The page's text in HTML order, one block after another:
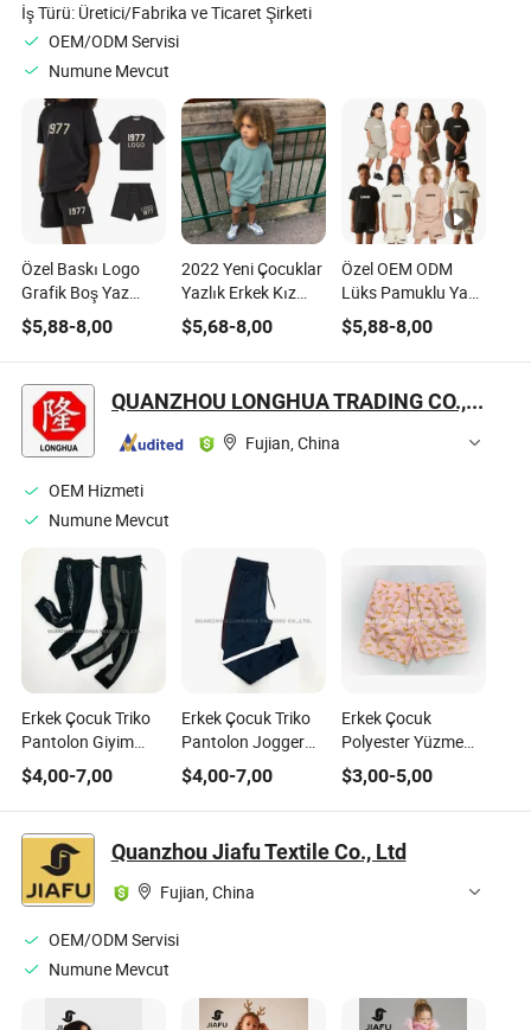
İş Türü: Üretici/Fabrika ve Ticaret Şirketi
OEM/ODM Servisi
Numune Mevcut
Özel Baskı Logo
Grafik Boş Yaz
100% Pamuklu
Çocuk Erkek Kız
Çocuk Giysileri
Tişört Şort
Takımları 2 Parça
Takım Elbise Çocuk
Giyimi
$5,88-8,00
2022 Yeni Çocuklar
Yazlık Erkek Kız
Pamuk Tişört Şort
Takımı Erkek Spor
Takımları Günlük
Bebek Kıyafetleri
$5,68-8,00
Özel OEM ODM
Lüks Pamuklu Yaz
Düz Renkli Boş
Çocuk Erkekler
Eşofman Takımı
Giysileri 2 Parça
$5,88-8,00
QUANZHOU LONGHUA TRADING CO., LTD.
Fujian, China
OEM Hizmeti
Numune Mevcut
Erkek Çocuk Triko
Pantolon Giyim
Ürünleri Polyester
Polar Eşofmanlar
$4,00-7,00
Erkek Çocuk Triko
Pantolon Jogger
Giysileri Pantolon
Çocuk Kıyafetleri
Polar
$4,00-7,00
Erkek Çocuk
Polyester Yüzme
Şortları Su
Geçirmez Giysi
Pantolonları Çocuk
$3,00-5,00
Quanzhou Jiafu Textile Co., Ltd
Fujian, China
OEM/ODM Servisi
Numune Mevcut